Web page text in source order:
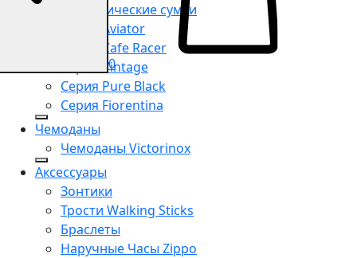
Косметические сумки
Серия Aviator
Серия Cafe Racer
Серия Vintage
Серия Pure Black
Серия Fiorentina
Чемоданы
Чемоданы Victorinox
Аксессуары
Зонтики
Трости Walking Sticks
Браслеты
Наручные Часы Zippo
0